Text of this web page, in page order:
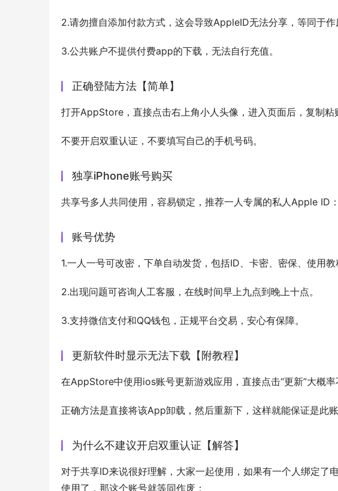
2.请勿擅自添加付款方式，这会导致AppleID无法分享，等同于作
3.公共账户不提供付费app的下载，无法自行充值。
正确登陆方法【简单】
打开AppStore，直接点击右上角小人头像，进入页面后，复制粘
不要开启双重认证，不要填写自己的手机号码。
独享iPhone账号购买
共享号多人共同使用，容易锁定，推荐一人专属的私人Apple ID：
账号优势
1.一人一号可改密，下单自动发货，包括ID、卡密、密保、使用教
2.出现问题可咨询人工客服，在线时间早上九点到晚上十点。
3.支持微信支付和QQ钱包，正规平台交易，安心有保障。
更新软件时显示无法下载【附教程】
在AppStore中使用ios账号更新游戏应用，直接点击“更新”大概率
正确方法是直接将该App卸载，然后重新下，这样就能保证是此
为什么不建议开启双重认证【解答】
对于共享ID来说很好理解，大家一起使用，如果有一个人绑定了
使用了，那这个账号就等同作废；